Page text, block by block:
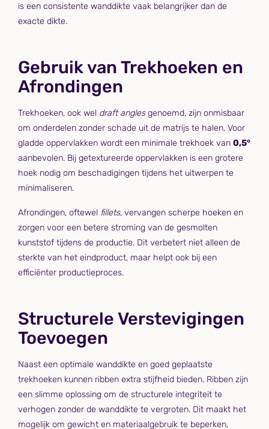
is een consistente wanddikte vaak belangrijker dan de
exacte dikte.
Gebruik van Trekhoeken en
Afrondingen
Trekhoeken, ook wel draft anglesgenoemd, zijn onmisbaar
om onderdelen zonder schade uit de matrijs te halen. Voor
gladde oppervlakken wordt een minimale trekhoek van0,5°
aanbevolen. Bij getextureerde oppervlakken is een grotere
hoek nodig om beschadigingen tijdens het uitwerpen te
minimaliseren.
Afrondingen, oftewel fillets, vervangen scherpe hoeken en
zorgen voor een betere stroming van de gesmolten
kunststof tijdens de productie. Dit verbetert niet alleen de
sterkte van het eindproduct, maar helpt ook bij een
efficiënter productieproces.
Structurele Verstevigingen
Toevoegen
Naast een optimale wanddikte en goed geplaatste
trekhoeken kunnen ribben extra stijfheid bieden. Ribben zijn
een slimme oplossing om de structurele integriteit te
verhogen zonder de wanddikte te vergroten. Dit maakt het
mogelijk om gewicht en materiaalgebruik te beperken,